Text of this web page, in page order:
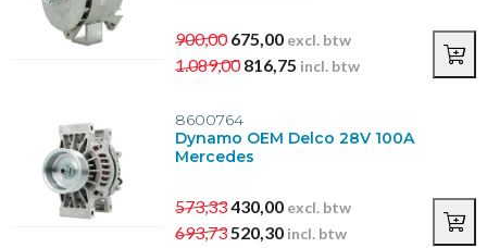
900,00675,00 excl. btw
1.089,00816,75 incl. btw
8600764
Dynamo OEM Delco 28V 100A
Mercedes
573,33430,00 excl. btw
693,73520,30 incl. btw